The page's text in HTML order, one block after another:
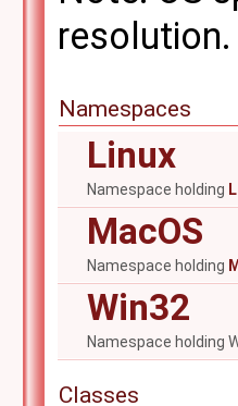
Namespaces
Linux
Namespace holding
MacOS
Namespace holding
Win32
Namespace holding
Classes